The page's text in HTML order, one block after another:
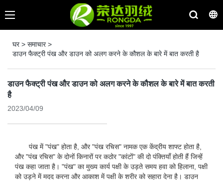
घर> समाचार>
डाउन फैक्ट्री पंख और डाउन को अलग करने के कौशल के बारे में बात करती है
डाउन फैक्ट्री पंख और डाउन को अलग करने के कौशल के बारे में बात करती
है
2023/04/09
पंख में "पंख" होता है, और "पंख रचिस" नामक एक केंद्रीय शाफ्ट होता है,
और "पंख रचिस" के दोनों किनारों पर कठोर "कांटों" की दो पंक्तियाँ होती हैं जिन्हें
पंख कहा जाता है। "पंख" का मुख्य कार्य पक्षी के उड़ते समय हवा को हिलाना, पक्षी
को उड़ने में मदद करना और आकाश में पक्षी के शरीर को सहारा देना है। डाउन